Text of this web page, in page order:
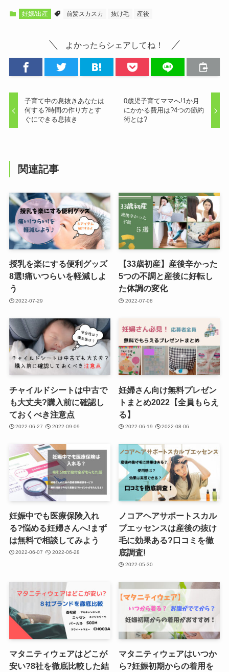
妊娠/出産 前髪スカスカ 抜け毛 産後
よかったらシェアしてね！
子育て中の息抜きあなたは
何する?時間の作り方とす
ぐにできる息抜き
0歳児子育てママへ!1か月
にかかる費用は?4つの節約
術とは?
関連記事
授乳を楽にする便利グッズ
8選!痛いつらいを軽減しよ
う
2022-07-29
【33歳初産】産後辛かった
5つの不調と産後に好転し
た体調の変化
2022-07-08
チャイルドシートは中古で
も大丈夫?購入前に確認し
ておくべき注意点
2022-06-27 2022-09-09
妊婦さん向け無料プレゼン
トまとめ2022【全員もらえ
る】
2022-06-19 2022-08-06
妊娠中でも医療保険入れ
る?悩める妊婦さんへ!まず
は無料で相談してみよう
2022-06-07 2022-06-28
ノコアヘアサポートスカル
プエッセンスは産後の抜け
毛に効果ある?口コミを徹
底調査!
2022-05-30
マタニティウェアはどこが
安い?8社を徹底比較した結
マタニティウェアはいつか
ら?妊娠初期からの着用を